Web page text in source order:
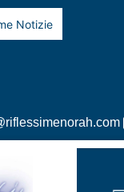
Notizie